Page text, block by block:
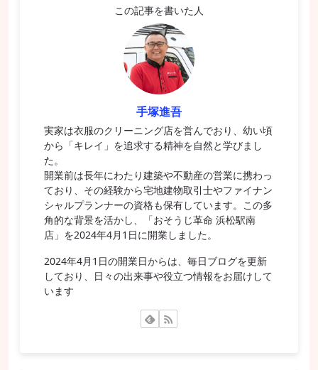
この記事を書いた人
手塚進吾
実家は衣服のクリーニング店を営んでおり、幼い頃
から「キレイ」を追求する精神を自然と学びまし
た。
開業前は長年にわたり建築や不動産の営業に携わっ
ており、その経験から宅地建物取引士やファイナン
シャルプランナーの資格も保有しています。この多
角的な背景を活かし、「おそうじ革命 浜松駅南
店」を2024年4月1日に開業しました。
2024年4月1日の開業日からは、毎日ブログを更新
しており、日々の出来事や役立つ情報をお届けして
います